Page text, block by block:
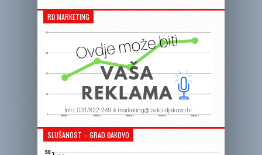
RĐ MARKETING
SLUŠANOST – GRAD ĐAKOVO